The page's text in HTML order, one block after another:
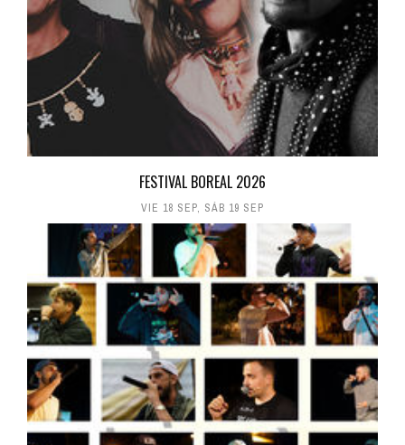
FESTIVAL BOREAL 2026
VIE 18 SEP, SÁB 19 SEP